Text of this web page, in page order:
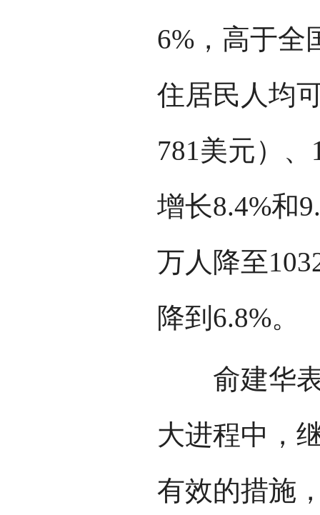
6%，高于全
住居民人均
781美元）
增长8.4%和
万人降至
降到6.8%。
俞建华表
大进程中，
有效的措施